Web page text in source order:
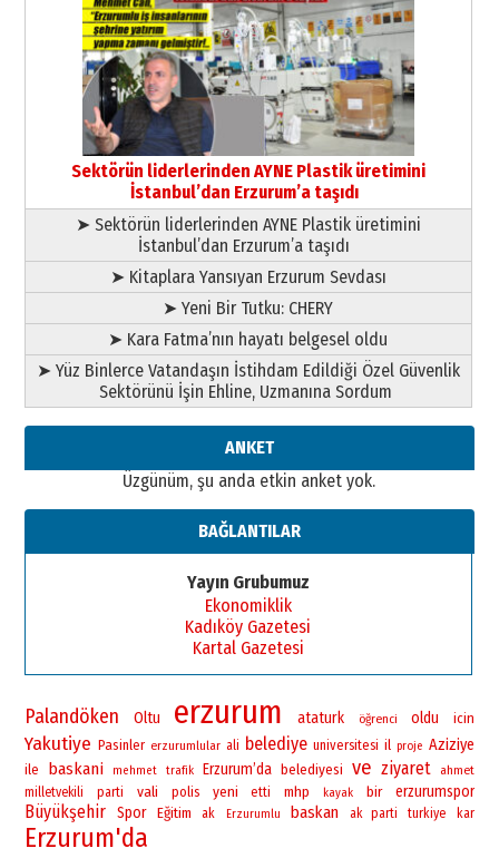
Cem Bakırcı
Ardında bıraktığı hatıralarıyla
gönül adamı Faruk Terzioğlu!
13 Mayıs 2026 Çarşamba
Esat BİNDESEN
Başkan Sekmen’den Erzurum’a
bir vizyon proje daha!
02 Ağustos 2026 Pazar
Sektörün liderlerinden AYNE Plastik üretimini
İstanbul’dan Erzurum’a taşıdı
➤ Sektörün liderlerinden AYNE Plastik üretimini
İstanbul’dan Erzurum’a taşıdı
➤ Kitaplara Yansıyan Erzurum Sevdası
➤ Yeni Bir Tutku: CHERY
➤ Kara Fatma’nın hayatı belgesel oldu
➤ Yüz Binlerce Vatandaşın İstihdam Edildiği Özel Güvenlik
Sektörünü İşin Ehline, Uzmanına Sordum
ANKET
Üzgünüm, şu anda etkin anket yok.
BAĞLANTILAR
Yayın Grubumuz
Ekonomiklik
Kadıköy Gazetesi
Kartal Gazetesi
Palandöken Oltu erzurum ataturk öğrenci oldu icin
Yakutiye Pasinler erzurumlular ali belediye universitesi il proje Aziziye
ile baskani mehmet trafik Erzurum’da belediyesi ve ziyaret
ahmet
milletvekili
parti vali polis yeni etti mhp kayak bir erzurumspor
Büyükşehir Spor Eğitim ak Erzurumlu baskan ak parti turkiye kar
Erzurum'da